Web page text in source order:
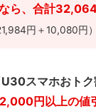
ら、合計32,064
円＋10,080円）
U30スマホおトク
円以上の値